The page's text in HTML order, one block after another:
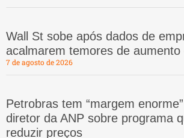
Wall St sobe após dados de
acalmarem temores de aumento
7 de agosto de 2026
Petrobras tem “margem
diretor da ANP sobre programa
reduzir preços